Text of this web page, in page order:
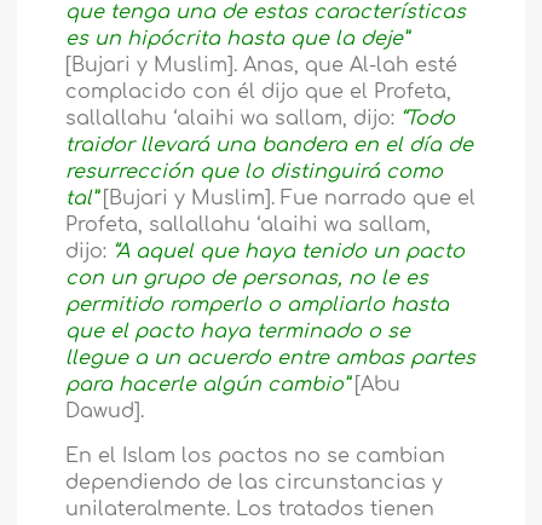
que tenga una de estas características
es un hipócrita hasta que la deje”
[Bujari y Muslim]. Anas, que Al-lah esté
complacido con él dijo que el Profeta,
sallallahu ‘alaihi wa sallam, dijo: “Todo
traidor llevará una bandera en el día de
resurrección que lo distinguirá como
tal” [Bujari y Muslim]. Fue narrado que el
Profeta, sallallahu ‘alaihi wa sallam,
dijo: “A aquel que haya tenido un pacto
con un grupo de personas, no le es
permitido romperlo o ampliarlo hasta
que el pacto haya terminado o se
llegue a un acuerdo entre ambas partes
para hacerle algún cambio” [Abu
Dawud].
En el Islam los pactos no se cambian
dependiendo de las circunstancias y
unilateralmente. Los tratados tienen